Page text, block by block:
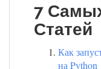
7
Статей
Как
на Python